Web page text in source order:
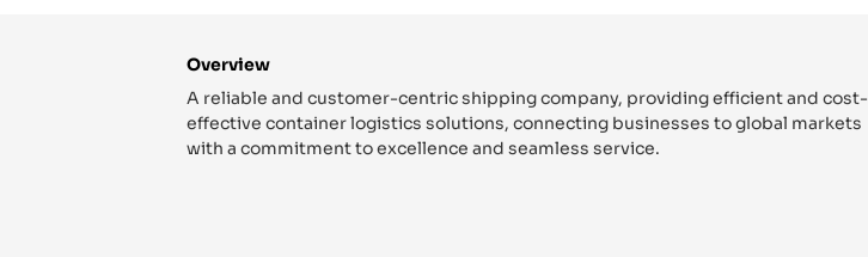
Overview
A reliable and customer-centric shipping company, providing efficient and cost-
effective container logistics solutions, connecting businesses to global markets
with a commitment to excellence and seamless service.